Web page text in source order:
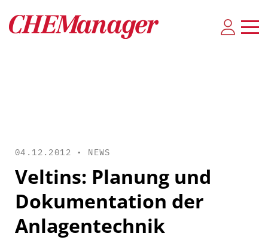
04.12.2012 • NEWS
Veltins: Planung und
Dokumentation der
Anlagentechnik